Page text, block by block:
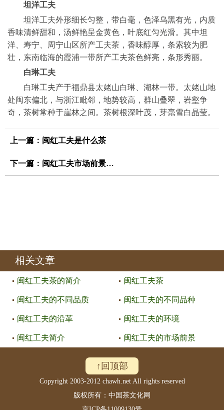
坦洋工夫
坦洋工夫外形细长匀整，带白毫，色泽乌黑有光，内质
香味清鲜甜和，汤鲜艳呈金黄色，叶底红匀光滑。其中坦
洋、寿宁、周宁山区所产工夫茶，香味醇厚，条索较为肥
壮，东南临海的霞浦一带所产工夫茶色鲜亮，条形秀丽。
白琳工夫
白琳工夫产于福鼎县太姥山白琳、湖林一带。太姥山地
处闽东偏北，与浙江毗邻，地势较高，群山叠翠，岩壑争
奇，茶树常种于崖林之间。茶树根深叶茂，芽毫雪白晶莹。
上一篇： 闽红工夫是什么茶
下一篇： 闽红工夫市场前景不同
相关文章
闽红工夫茶的简介 闽红工夫茶
闽红工夫的不同品质 闽红工夫的不同品种
闽红工夫的沿革 闽红工夫的环境
闽红工夫简介 闽红工夫的市场前景
↑回顶部
Copyright 2003-2012 chawh.net All rights reserved
版权所有：中国茶文化网